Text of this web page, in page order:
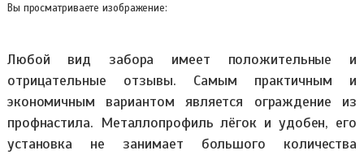
Вы просматриваете изображение:
Любой вид забора имеет положительные и
отрицательные отзывы. Самым практичным и
экономичным вариантом является ограждение из
профнастила. Металлопрофиль лёгок и удобен, его
установка не занимает большого количества